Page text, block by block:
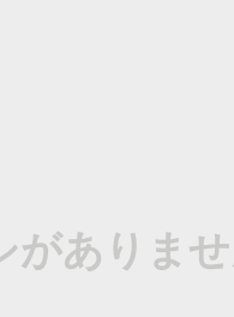
がありま